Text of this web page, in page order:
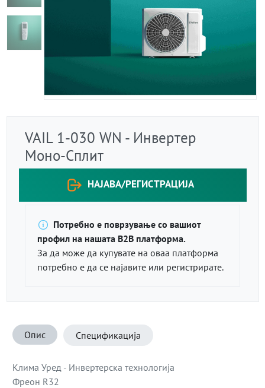
VAIL 1-030 WN - Инвертер
Моно-Сплит
НАЈАВА/РЕГИСТРАЦИЈА
Потребно е поврзување со вашиот
профил на нашата B2B платформа.
За да може да купувате на оваа платформа
потребно е да се најавите или регистрирате.
Опис Спецификација
Клима Уред - Инвертерска технологија
Фреон R32